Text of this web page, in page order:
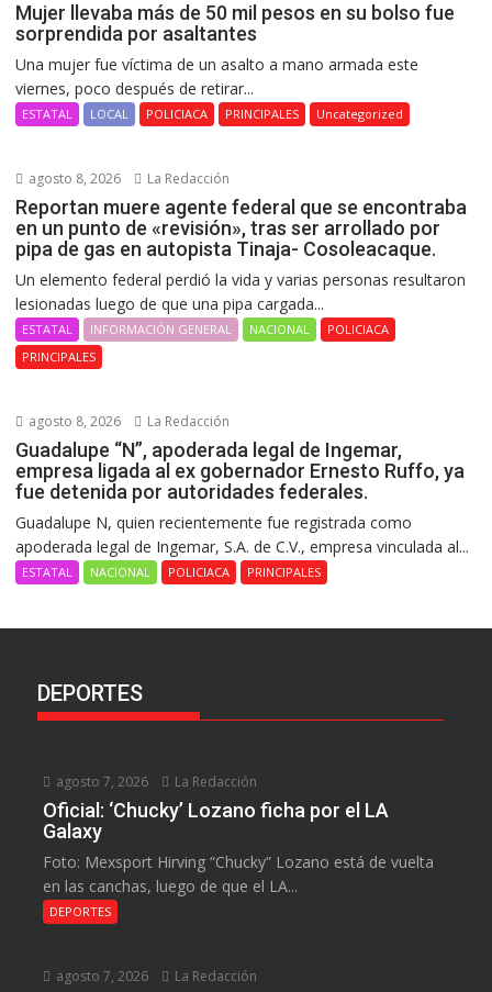
Mujer llevaba más de 50 mil pesos en su bolso fue
sorprendida por asaltantes
Una mujer fue víctima de un asalto a mano armada este
viernes, poco después de retirar...
ESTATAL LOCAL POLICIACA PRINCIPALES Uncategorized
agosto 8, 2026 La Redacción
Reportan muere agente federal que se encontraba
en un punto de «revisión», tras ser arrollado por
pipa de gas en autopista Tinaja- Cosoleacaque.
Un elemento federal perdió la vida y varias personas resultaron
lesionadas luego de que una pipa cargada...
ESTATAL INFORMACIÓN GENERAL NACIONAL
POLICIACA
PRINCIPALES
agosto 8, 2026 La Redacción
Guadalupe “N”, apoderada legal de Ingemar,
empresa ligada al ex gobernador Ernesto Ruffo, ya
fue detenida por autoridades federales.
Guadalupe N, quien recientemente fue registrada como
apoderada legal de Ingemar, S.A. de C.V., empresa vinculada al...
ESTATAL NACIONAL POLICIACA PRINCIPALES
DEPORTES
agosto 7, 2026 La Redacción
Oficial: ‘Chucky’ Lozano ficha por el LA
Galaxy
Foto: Mexsport Hirving “Chucky” Lozano está de vuelta
en las canchas, luego de que el LA...
DEPORTES
agosto 7, 2026 La Redacción